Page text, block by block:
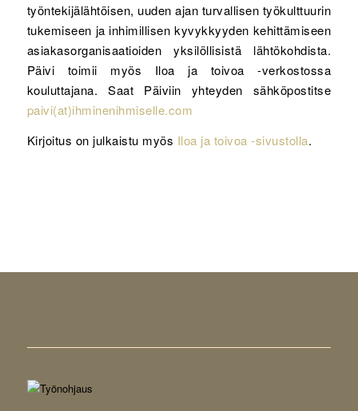
työntekijälähtöisen, uuden ajan turvallisen työkulttuurin
tukemiseen ja inhimillisen kyvykkyyden kehittämiseen
asiakasorganisaatioiden yksilöllisistä lähtökohdista.
Päivi toimii myös Iloa ja toivoa -verkostossa
kouluttajana. Saat Päiviin yhteyden sähköpostitse
paivi(at)ihminenihmiselle.com
Kirjoitus on julkaistu myös Iloa ja toivoa -sivustolla.